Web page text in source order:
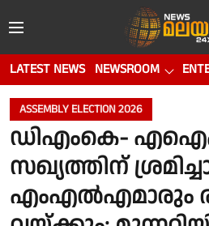
LATEST NEWS NEWSROOM
ASSEMBLY ELECTION 2026
ഡിഎംകെ-
സഖ്യത്തിന്
എംഎൽഎമാരും